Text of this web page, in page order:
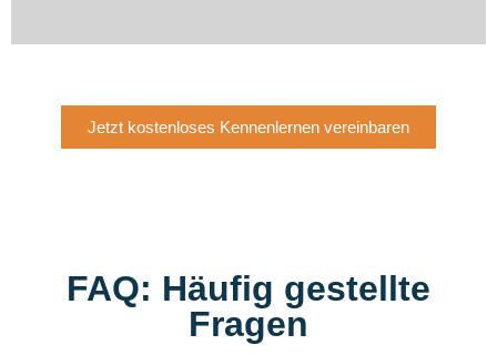
Jetzt kostenloses Kennenlernen vereinbaren
FAQ: Häufig gestellte
Fragen